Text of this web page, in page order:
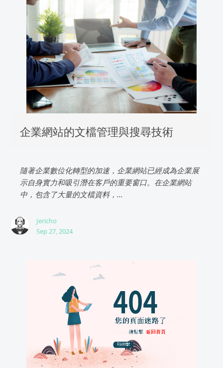
企業網站的文檔管理與搜尋技術
隨著企業數位化轉型的加速，企業網站已經成為企業展
示自身實力和吸引潛在客戶的重要窗口。在企業網站
中，包含了大量的文檔資料，...
Jericho
Sep 27, 2024